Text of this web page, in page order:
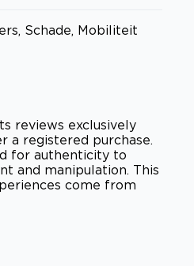
Schade, Mobiliteit
reviews exclusively
a registered purchase.
for authenticity to
and manipulation. This
come from